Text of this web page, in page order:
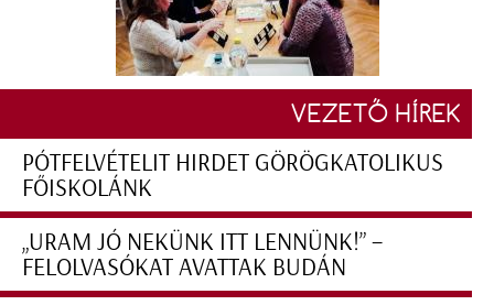
VEZETŐ HÍREK
PÓTFELVÉTELIT HIRDET GÖRÖGKATOLIKUS
FŐISKOLÁNK
„URAM JÓ NEKÜNK ITT LENNÜNK!” –
FELOLVASÓKAT AVATTAK BUDÁN